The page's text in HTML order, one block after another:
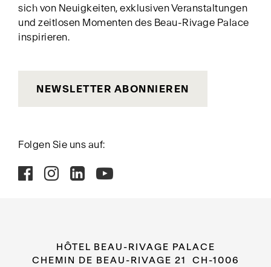
sich von Neuigkeiten, exklusiven Veranstaltungen
und zeitlosen Momenten des Beau-Rivage Palace
inspirieren.
NEWSLETTER ABONNIEREN
Folgen Sie uns auf:
HÔTEL BEAU-RIVAGE PALACE
CHEMIN DE BEAU-RIVAGE 21 CH-1006